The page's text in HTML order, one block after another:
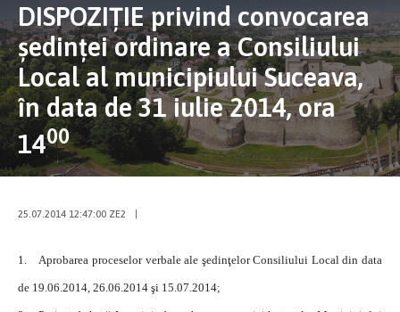
DISPOZIŢIE privind convocarea
şedinţei ordinare a Consiliului
Local al municipiului Suceava,
în data de 31 iulie 2014, ora
1400
25.07.2014 12:47:00 ZE2
1. Aprobarea proceselor verbale ale şedinţelor Consiliului Local din data
de 19.06.2014, 26.06.2014 şi 15.07.2014;